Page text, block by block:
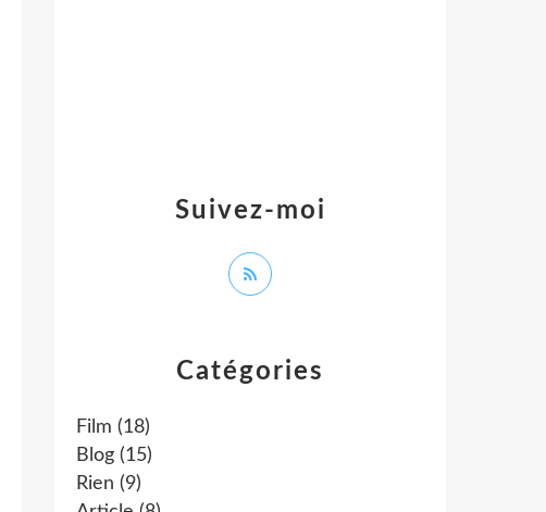
Catégories
Film (18)
Blog (15)
Rien (9)
Suivez-moi